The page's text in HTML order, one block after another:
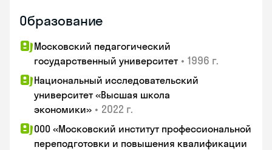
Образование
Московский педагогический
государственный университет • 1996 г.
Национальный исследовательский
университет «Высшая школа
экономики» • 2022 г.
ООО «Московский институт профессиональной
переподготовки и повышения квалификации